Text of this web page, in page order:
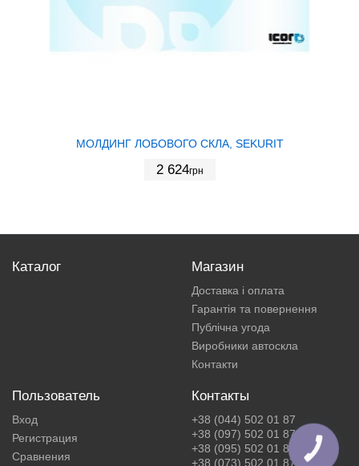
МОЛДИНГ ЛОБОВОГО СКЛА, SEKURIT
2 624грн
Каталог Магазин
Доставка і оплата
Гарантія та повернення
Публічна угода
Виробники автоскла
Контакти
Пользователь
Вход
Регистрация
Сравнения
Контакты
+38 (044) 502 01 87
+38 (097) 502 01 87
+38 (095) 502 01 87
+38 (073) 502 01 87
КНОПКА
ЗВ'ЯЗКУ